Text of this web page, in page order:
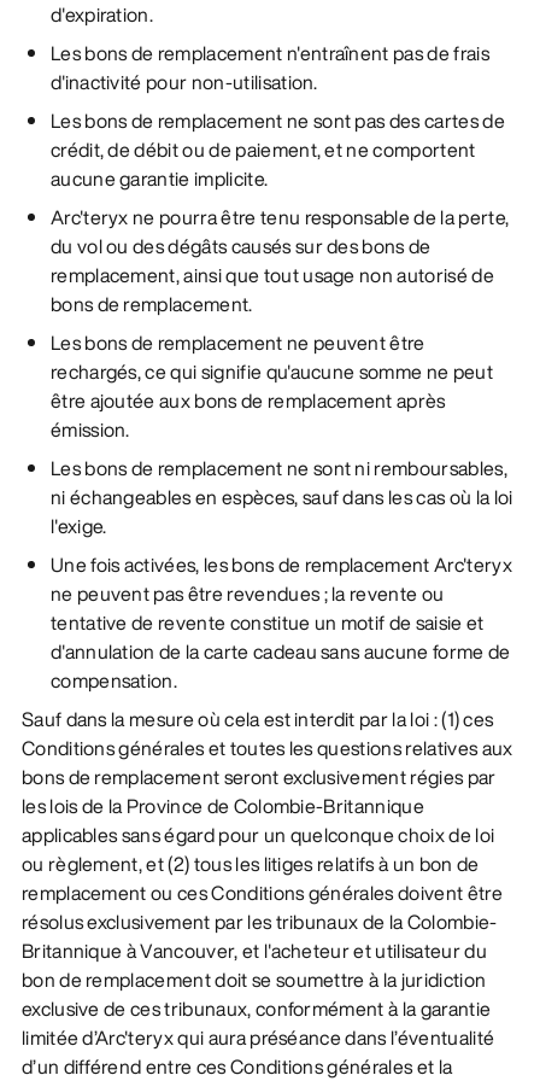
d'expiration.
Les bons de remplacement n'entraînent pas de frais
d'inactivité pour non-utilisation.
Les bons de remplacement ne sont pas des cartes de
crédit, de débit ou de paiement, et ne comportent
aucune garantie implicite.
Arc'teryx ne pourra être tenu responsable de la perte,
du vol ou des dégâts causés sur des bons de
remplacement, ainsi que tout usage non autorisé de
bons de remplacement.
Les bons de remplacement ne peuvent être
rechargés, ce qui signifie qu'aucune somme ne peut
être ajoutée aux bons de remplacement après
émission.
Les bons de remplacement ne sont ni remboursables,
ni échangeables en espèces, sauf dans les cas où la loi
l'exige.
Une fois activées, les bons de remplacement Arc'teryx
ne peuvent pas être revendues ; la revente ou
tentative de revente constitue un motif de saisie et
d'annulation de la carte cadeau sans aucune forme de
compensation.
Sauf dans la mesure où cela est interdit par la loi : (1) ces
Conditions générales et toutes les questions relatives aux
bons de remplacement seront exclusivement régies par
les lois de la Province de Colombie-Britannique
applicables sans égard pour un quelconque choix de loi
ou règlement, et (2) tous les litiges relatifs à un bon de
remplacement ou ces Conditions générales doivent être
résolus exclusivement par les tribunaux de la Colombie-
Britannique à Vancouver, et l'acheteur et utilisateur du
bon de remplacement doit se soumettre à la juridiction
exclusive de ces tribunaux, conformément à la garantie
limitée d’Arc'teryx qui aura préséance dans l’éventualité
d’un différend entre ces Conditions générales et la